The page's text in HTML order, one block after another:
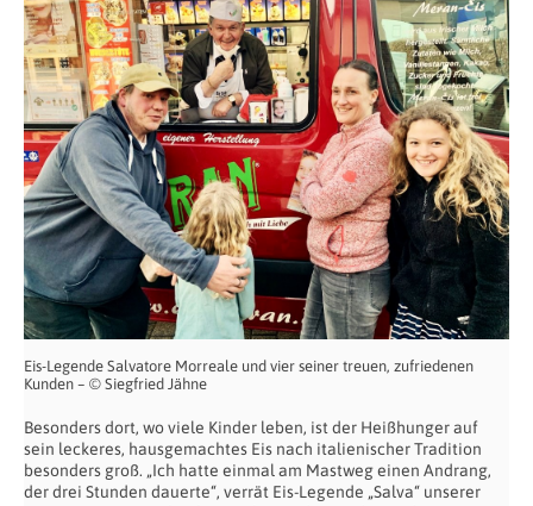
Eis-Legende Salvatore Morreale und vier seiner treuen, zufriedenen
Kunden – © Siegfried Jähne
Besonders dort, wo viele Kinder leben, ist der Heißhunger auf
sein leckeres, hausgemachtes Eis nach italienischer Tradition
besonders groß. „Ich hatte einmal am Mastweg einen Andrang,
der drei Stunden dauerte“, verrät Eis-Legende „Salva“ unserer